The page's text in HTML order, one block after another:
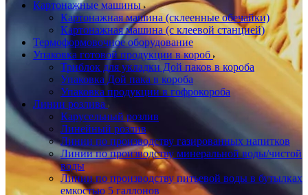
Картонажные машины
Картонажная машина (склеенные обечайки)
Картонажная машина (с клеевой станцией)
Термоформовочное оборудование
Упаковка готовой продукции в короб
Триблок для укладки Дой паков в короба
Упаковка Дой пака в короба
Упаковка продукции в гофрокороба
Линии розлива
Карусельный розлив
Линейный розлив
Линии по производству газированных напитков
Линии по производству минеральной воды/чистой
воды
Линии по производству питьевой воды в бутылках
емкостью 5 галлонов